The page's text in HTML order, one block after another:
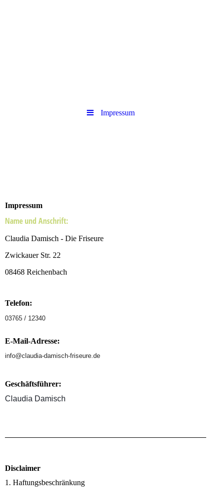
Impressum
Impressum
Name und Anschrift:
Claudia Damisch - Die Friseure
Zwickauer Str. 22
08468 Reichenbach
Telefon:
03765 / 12340
E-Mail-Adresse:
info@claudia-damisch-friseure.de
Geschäftsführer:
Claudia Damisch
Disclaimer
1. Haftungsbeschränkung